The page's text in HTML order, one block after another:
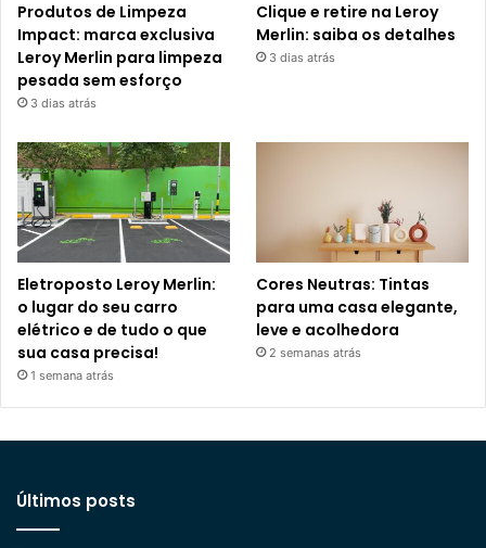
Produtos de Limpeza
Impact: marca exclusiva
Leroy Merlin para limpeza
pesada sem esforço
3 dias atrás
Clique e retire na Leroy
Merlin: saiba os detalhes
3 dias atrás
Eletroposto Leroy Merlin:
o lugar do seu carro
elétrico e de tudo o que
sua casa precisa!
1 semana atrás
Cores Neutras: Tintas
para uma casa elegante,
leve e acolhedora
2 semanas atrás
Últimos posts